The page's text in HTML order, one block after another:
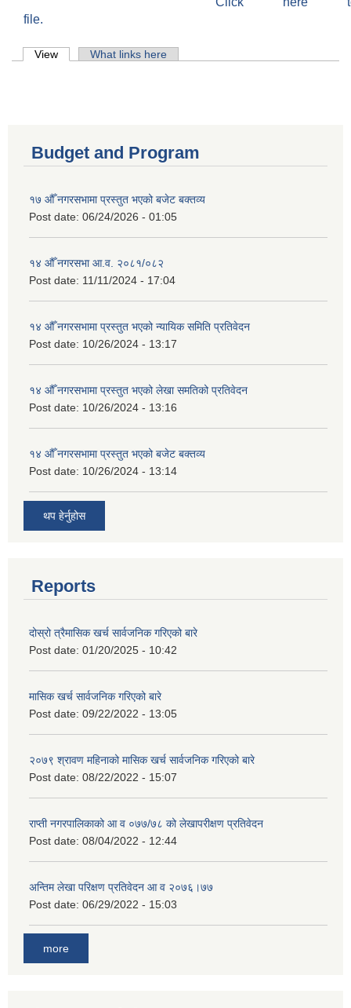
file.
Primary tabs
View (active tab)What links here
Budget and Program
१७ औँ नगरसभामा प्रस्तुत भएको बजेट बक्तव्य
Post date: 06/24/2026 - 01:05
१४ औँ नगरसभा आ.व. २०८१/०८२
Post date: 11/11/2024 - 17:04
१४ औँ नगरसभामा प्रस्तुत भएको न्यायिक समिति प्रतिवेदन
Post date: 10/26/2024 - 13:17
१४ औँ नगरसभामा प्रस्तुत भएको लेखा समतिको प्रतिवेदन
Post date: 10/26/2024 - 13:16
१४ औँ नगरसभामा प्रस्तुत भएको बजेट बक्तव्य
Post date: 10/26/2024 - 13:14
थप हेर्नुहोस
Reports
दोस्रो त्रैमासिक खर्च सार्वजनिक गरिएको बारे
Post date: 01/20/2025 - 10:42
मासिक खर्च सार्वजनिक गरिएको बारे
Post date: 09/22/2022 - 13:05
२०७९ श्रावण महिनाको मासिक खर्च सार्वजनिक गरिएको बारे
Post date: 08/22/2022 - 15:07
राप्ती नगरपालिकाको आ व ०७७/७८ को लेखापरीक्षण प्रतिवेदन
Post date: 08/04/2022 - 12:44
अन्तिम लेखा परिक्षण प्रतिवेदन आ व २०७६।७७
Post date: 06/29/2022 - 15:03
more